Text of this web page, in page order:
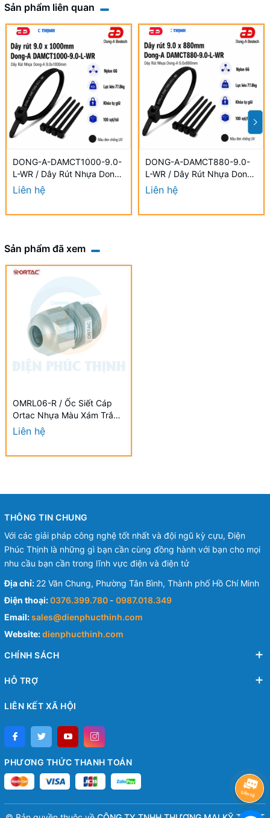
Sản phẩm liên quan
DONG-A-DAMCT1000-9.0-
L-WR / Dây Rút Nhựa Dong-
A 9.0×1000mm Chống UV
Liên hệ
DONG-A-DAMCT880-9.0-
L-WR / Dây Rút Nhựa Dong-
A 9.0×880mm Chống UV
Liên hệ
Sản phẩm đã xem
OMRL06-R / Ốc Siết Cáp
Ortac Nhựa Màu Xám Trắng
M25x1.5 Halogen Free Đạt
Chuẩn VDE / EU
Liên hệ
THÔNG TIN CHUNG
Với các giải pháp công nghệ tốt nhất và đội ngũ kỳ cựu, Điện
Phúc Thịnh là những gì bạn cần cùng đồng hành với bạn cho mọi
nhu cầu bạn cần trong lĩnh vực điện và điện tử
Địa chỉ: 22 Văn Chung, Phường Tân Bình, Thành phố Hồ Chí Minh
Điện thoại:0376.399.780 - 0987.018.349
Email:sales@dienphucthinh.com
Website:dienphucthinh.com
CHÍNH SÁCH
HỖ TRỢ
LIÊN KẾT XÃ HỘI
PHƯƠNG THỨC THANH TOÁN